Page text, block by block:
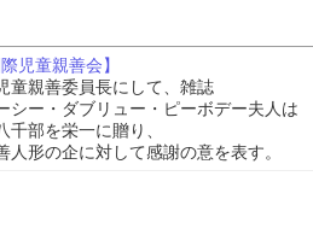
児童親善会】
童親善委員長にして、雑誌
シー・ダブリュー・ピーボデー夫人は
千部を栄一に贈り、
形の企に対して感謝の意を表す。